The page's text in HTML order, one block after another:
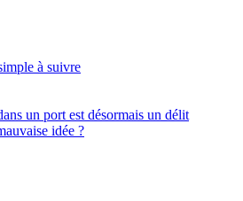
à suivre
un port est désormais un délit
idée ?